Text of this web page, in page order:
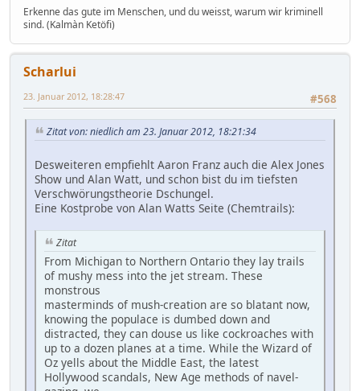
Erkenne das gute im Menschen, und du weisst, warum wir kriminell
sind. (Kalmàn Ketöfi)
Scharlui
#568
23. Januar 2012, 18:28:47
Zitat von: niedlich am 23. Januar 2012, 18:21:34
Desweiteren empfiehlt Aaron Franz auch die Alex Jones
Show und Alan Watt, und schon bist du im tiefsten
Verschwörungstheorie Dschungel.
Eine Kostprobe von Alan Watts Seite (Chemtrails):
Zitat
From Michigan to Northern Ontario they lay trails
of mushy mess into the jet stream. These
monstrous
masterminds of mush-creation are so blatant now,
knowing the populace is dumbed down and
distracted, they can douse us like cockroaches with
up to a dozen planes at a time. While the Wizard of
Oz yells about the Middle East, the latest
Hollywood scandals, New Age methods of navel-